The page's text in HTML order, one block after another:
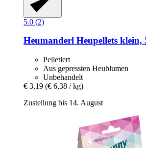
5.0 (2)
Heumanderl Heupellets klein,
Pelletiert
Aus gepressten Heublumen
Unbehandelt
€ 3,19 (€ 6,38 / kg)
Zustellung bis 14. August